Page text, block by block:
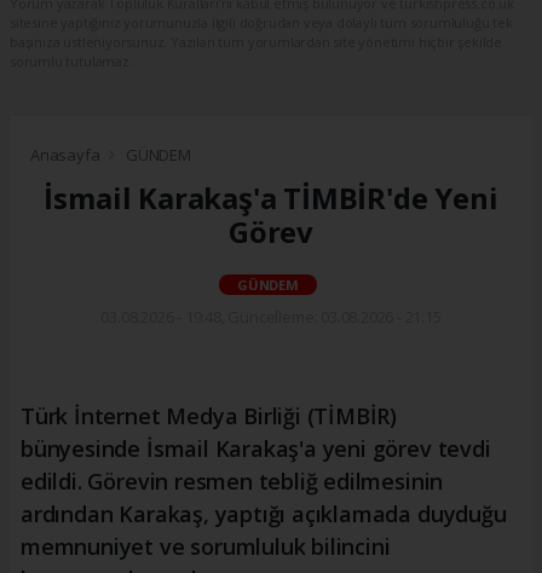
Anasayfa GÜNDEM
İsmail Karakaş'a TİMBİR'de Yeni
Görev
GÜNDEM
Türk İnternet Medya Birliği (TİMBİR)
bünyesinde İsmail Karakaş'a yeni görev tevdi
edildi. Görevin resmen tebliğ edilmesinin
ardından Karakaş, yaptığı açıklamada duyduğu
memnuniyet ve sorumluluk bilincini